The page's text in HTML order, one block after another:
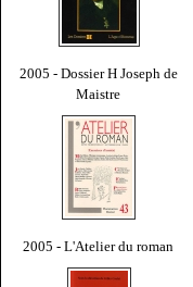
2005 - Dossier H Joseph de
Maistre
2005 - L'Atelier du roman